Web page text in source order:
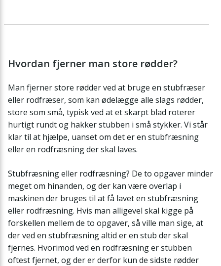
Hvordan fjerner man store rødder?
Man fjerner store rødder ved at bruge en stubfræser
eller rodfræser, som kan ødelægge alle slags rødder,
store som små, typisk ved at et skarpt blad roterer
hurtigt rundt og hakker stubben i små stykker. Vi står
klar til at hjælpe, uanset om det er en stubfræsning
eller en rodfræsning der skal laves.
Stubfræsning eller rodfræsning? De to opgaver minder
meget om hinanden, og der kan være overlap i
maskinen der bruges til at få lavet en stubfræsning
eller rodfræsning. Hvis man alligevel skal kigge på
forskellen mellem de to opgaver, så ville man sige, at
der ved en stubfræsning altid er en stub der skal
fjernes. Hvorimod ved en rodfræsning er stubben
oftest fjernet, og der er derfor kun de sidste rødder